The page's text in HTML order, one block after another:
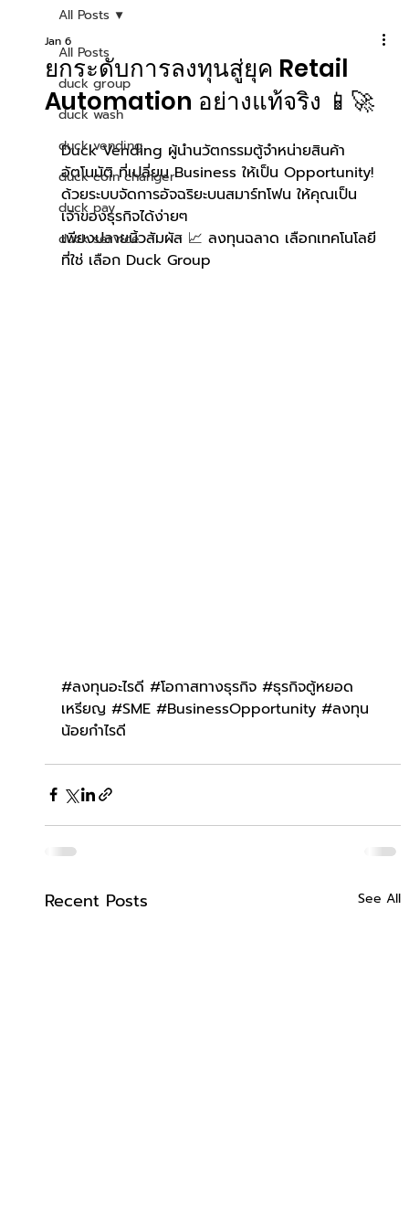
All Posts
duck group
duck wash
duck vending
duck coin changer
duck pay
duck service
All Posts
ยกระดับการลงทุนสู่ยุค Retail
Automation อย่างแท้จริง 📱🚀
Jan 6
Duck Vending ผู้นำนวัตกรรมตู้จำหน่ายสินค้า
อัตโนมัติ ที่เปลี่ยน Business ให้เป็น Opportunity!
ด้วยระบบจัดการอัจฉริยะบนสมาร์ทโฟน ให้คุณเป็น
เจ้าของธุรกิจได้ง่ายๆ
เพียงปลายนิ้วสัมผัส 📈 ลงทุนฉลาด เลือกเทคโนโลยี
ที่ใช่ เลือก Duck Group
#ลงทุนอะไรดี #โอกาสทางธุรกิจ #ธุรกิจตู้หยอด
เหรียญ #SME #BusinessOpportunity #ลงทุน
น้อยกำไรดี
Recent Posts See All